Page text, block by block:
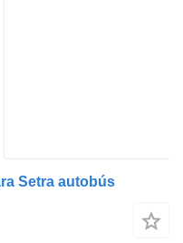
Setra autobús